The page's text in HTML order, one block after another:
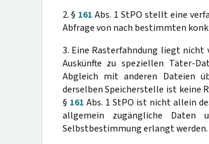
2. § 161 Abs. 1 StPO stellt eine
Abfrage von nach bestimmten
3. Eine Rasterfahndung liegt
Auskünfte zu speziellen Täter-
Abgleich mit anderen Dateien
derselben Speicherstelle ist keine
§ 161 Abs. 1 StPO ist nicht allein
allgemein zugängliche
Selbstbestimmung erlangt werden.